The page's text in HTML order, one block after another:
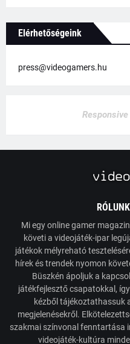
Elérhetőségeink
press@videogamers.hu
Mi egy online gamer
követi a videojáték-ipar
játékok mélyreható
hírek és trendek nyomon
Büszkén ápoljuk a
játékfejlesztő csapatokkal,
kézből tájékoztathassuk
megjelenésekről.
szakmai színvonal fenntartása
videojáték-kultúra